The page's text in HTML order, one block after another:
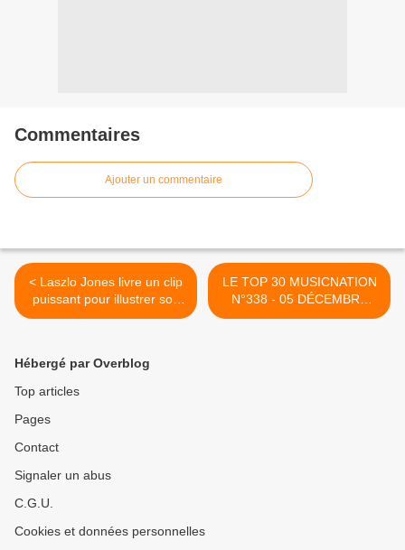
Commentaires
Ajouter un commentaire
< Laszlo Jones livre un clip
puissant pour illustrer son
titre « Save My Soul » !
LE TOP 30 MUSICNATION
N°338 - 05 DÉCEMBRE
2021 >
Hébergé par Overblog
Top articles
Pages
Contact
Signaler un abus
C.G.U.
Cookies et données personnelles